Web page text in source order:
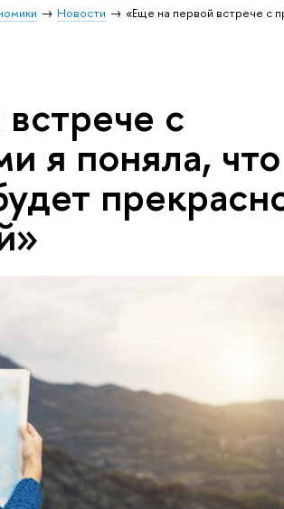
Новости
«Еще на первой встрече с
с
я поняла, что